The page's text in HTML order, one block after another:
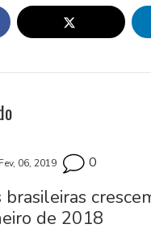
Fev, 06, 2019 0
de 2018